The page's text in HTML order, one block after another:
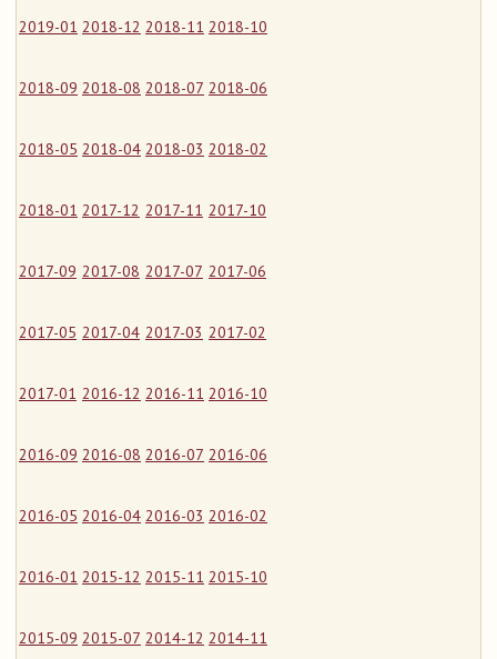
2019-01 2018-12 2018-11 2018-10
2018-09 2018-08 2018-07 2018-06
2018-05 2018-04 2018-03 2018-02
2018-01 2017-12 2017-11 2017-10
2017-09 2017-08 2017-07 2017-06
2017-05 2017-04 2017-03 2017-02
2017-01 2016-12 2016-11 2016-10
2016-09 2016-08 2016-07 2016-06
2016-05 2016-04 2016-03 2016-02
2016-01 2015-12 2015-11 2015-10
2015-09 2015-07 2014-12 2014-11